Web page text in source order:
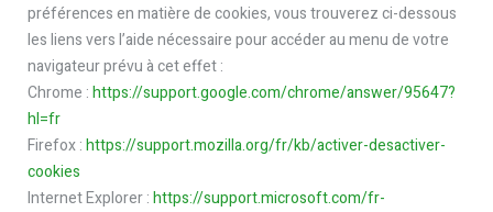
préférences en matière de cookies, vous trouverez ci-dessous
les liens vers l’aide nécessaire pour accéder au menu de votre
navigateur prévu à cet effet :
Chrome :https://support.google.com/chrome/answer/95647?
hl=fr
Firefox :https://support.mozilla.org/fr/kb/activer-desactiver-
cookies
Internet Explorer :https://support.microsoft.com/fr-